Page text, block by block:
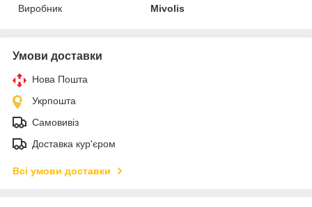
Виробник
Mivolis
Умови доставки
Нова Пошта
Укрпошта
Самовивіз
Доставка кур'єром
Всі умови доставки